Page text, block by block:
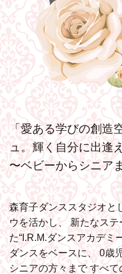
「愛ある学びの創造
ュ。輝く自分に出逢
〜ベビーからシニア
森育子ダンススタジオと
ウを活かし、 新たなステ
た“I.R.M.ダンスアカデミ
ダンスをベースに、0歳
シニアの方々まですべて